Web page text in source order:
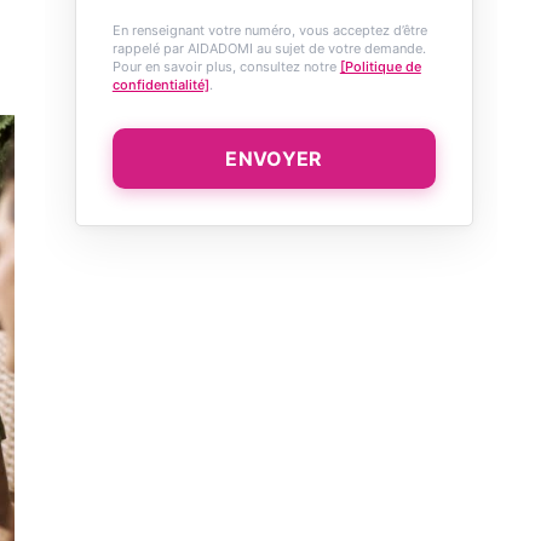
En renseignant votre numéro, vous acceptez d’être
rappelé par AIDADOMI au sujet de votre demande.
Pour en savoir plus, consultez notre [Politique de
confidentialité]